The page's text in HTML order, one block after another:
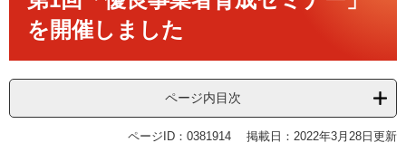
を開催しました
ページ内目次
ページID：0381914 掲載日：2022年3月28日更新